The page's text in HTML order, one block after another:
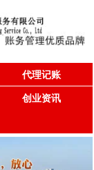
代理记账
创业资讯